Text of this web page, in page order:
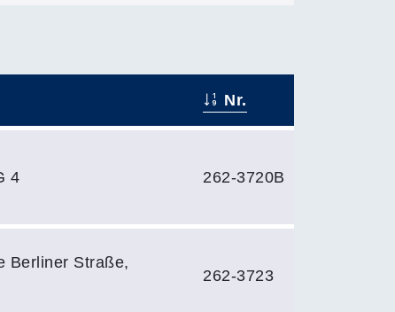
Nr.
4 262-3720B
Berliner Straße,
262-3723